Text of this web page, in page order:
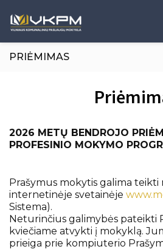
Priėmimas
Teisinė informacija
Pameistrystė
Moduliai bendrojo
mokiniams
Mokymai užimtumo
PRIĖMIMAS
Teisinė informacija
Dokumentai
Pameistrystė
Moduliai bendrojo ugdymo
2026 METŲ BENDROJO
PROFESINIO MOKYMO
Prašymus mokytis galima
internetinėje svetainėje
Sistema).
Neturinčius galimybės pateikti
kviečiame atvykti į mokyklą.
prieiga prie kompiuterio